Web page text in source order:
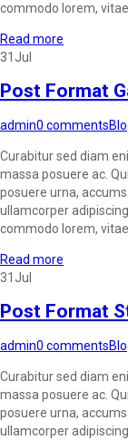
commodo lorem,
Read more
31 Jul
Post Format
admin0 comments
Curabitur sed diam
massa posuere ac.
posuere urna,
ullamcorper
commodo lorem,
Read more
31 Jul
Post Format
admin0 comments
Curabitur sed diam
massa posuere ac.
posuere urna,
ullamcorper